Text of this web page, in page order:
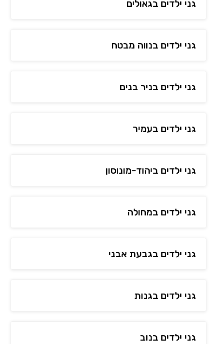
גני ילדים בגאולים
גני ילדים בנווה מבטח
גני ילדים בניר בנים
גני ילדים בעמיר
גני ילדים ביהוד-מונוסון
גני ילדים במחולה
גני ילדים בגבעת אבני
גני ילדים בגנות
גני ילדים בנוב